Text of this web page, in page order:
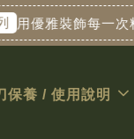
優雅裝飾每一次料理
保養 / 使用說明